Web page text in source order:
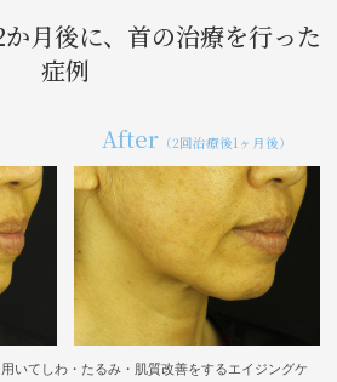
月後に、首の治療を行った
症例
After （2回治療後1ヶ月後）
いてしわ・たるみ・肌質改善をするエイジングケ